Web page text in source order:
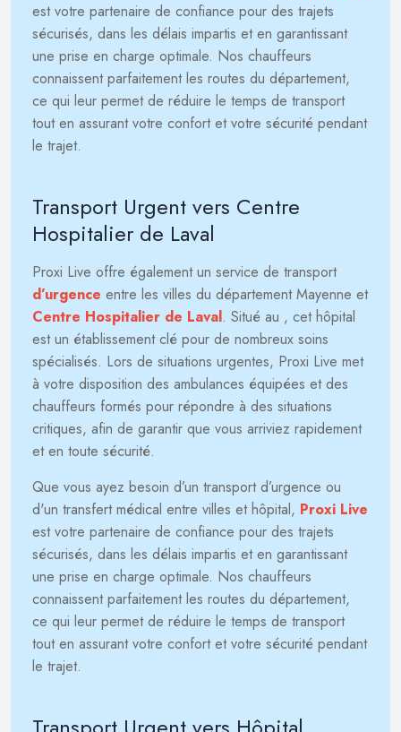
est votre partenaire de confiance pour des trajets
sécurisés, dans les délais impartis et en garantissant
une prise en charge optimale. Nos chauffeurs
connaissent parfaitement les routes du département,
ce qui leur permet de réduire le temps de transport
tout en assurant votre confort et votre sécurité pendant
le trajet.
Transport Urgent vers Centre
Hospitalier de Laval
Proxi Live offre également un service de transport
d’urgence entre les villes du département Mayenne et
Centre Hospitalier de Laval. Situé au , cet hôpital
est un établissement clé pour de nombreux soins
spécialisés. Lors de situations urgentes, Proxi Live met
à votre disposition des ambulances équipées et des
chauffeurs formés pour répondre à des situations
critiques, afin de garantir que vous arriviez rapidement
et en toute sécurité.
Que vous ayez besoin d’un transport d’urgence ou
d'un transfert médical entre villes et hôpital, Proxi Live
est votre partenaire de confiance pour des trajets
sécurisés, dans les délais impartis et en garantissant
une prise en charge optimale. Nos chauffeurs
connaissent parfaitement les routes du département,
ce qui leur permet de réduire le temps de transport
tout en assurant votre confort et votre sécurité pendant
le trajet.